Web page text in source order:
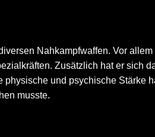
Nahkampfwaffen. Vor allem
Zusätzlich hat er sich
und psychische Stärke
musste.